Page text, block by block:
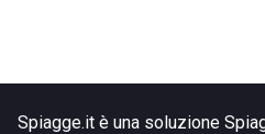
Spiagge.it è una soluzione